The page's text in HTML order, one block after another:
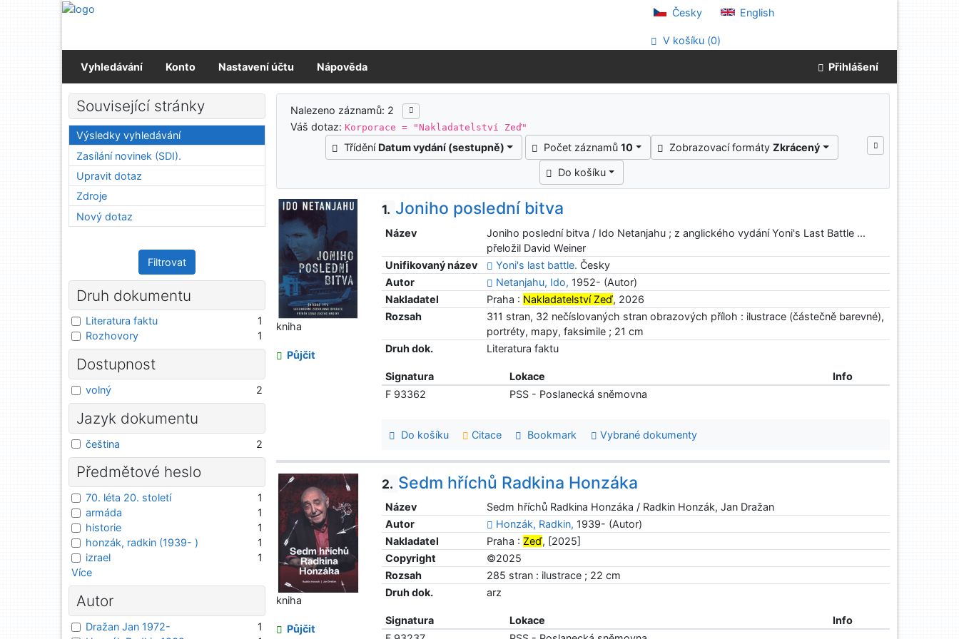
Přejít na obsah
Česky English
V košíku (0)
Vyhledávání Konto Nastavení účtu Nápověda Přihlášení
Výsledky vyhledávání
Nalezeno záznamů: 2
Váš dotaz:Korporace = "Nakladatelství Zeď"
Třídění Datum vydání (sestupně) Počet záznamů10 Zobrazovací formátyZkrácený
Do košíku
1. Joniho poslední bitva
Název
Joniho poslední bitva / Ido Netanjahu ; z anglického vydání Yoni's Last Battle ...
přeložil David Weiner
Unifikovaný název
Yoni's last battle. Česky
Autor
Netanjahu, Ido, 1952- (Autor)
Nakladatel
Praha : Nakladatelství Zeď, 2026
Rozsah
311 stran, 32 nečíslovaných stran obrazových příloh : ilustrace (částečně barevné),
portréty, mapy, faksimile ; 21 cm
Druh dok.
Literatura faktu
Signatura Lokace
Info
F 93362
PSS - Poslanecká sněmovna
Do košíku Citace Bookmark Vybrané dokumenty
kniha
Půjčit
2. Sedm hříchů Radkina Honzáka
Název
Sedm hříchů Radkina Honzáka / Radkin Honzák, Jan Dražan
Autor
Honzák, Radkin, 1939- (Autor)
Nakladatel
Praha :Zeď, [2025]
Copyright
©2025
Rozsah
285 stran : ilustrace ; 22 cm
Druh dok.
arz
Signatura Lokace
Info
kniha
Půjčit
Související stránky
Výsledky vyhledávání
Zasílání novinek (SDI).
Upravit dotaz
Zdroje
Nový dotaz
Filtrovat
Druh dokumentu
Literatura faktu
1
Rozhovory
1
Dostupnost
volný 2
Jazyk dokumentu
čeština 2
Předmětové heslo
70. léta 20. století
1
armáda
1
historie
1
honzák, radkin (1939- )
1
izrael
1
Více
Autor
Dražan Jan 1972-
1